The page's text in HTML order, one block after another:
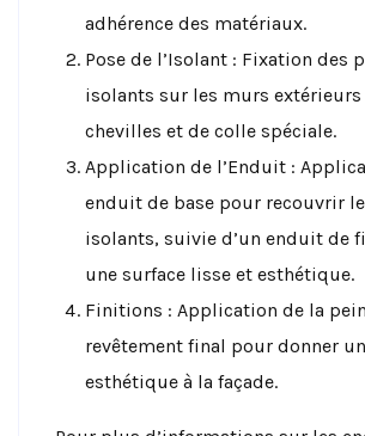
adhérence des matériaux.
Pose de l’Isolant : Fixation des
isolants sur les murs extérieurs
chevilles et de colle spéciale.
Application de l’Enduit :
enduit de base pour recouvrir
isolants, suivie d’un enduit de
une surface lisse et esthétique.
Finitions : Application de la
revêtement final pour donner
esthétique à la façade.